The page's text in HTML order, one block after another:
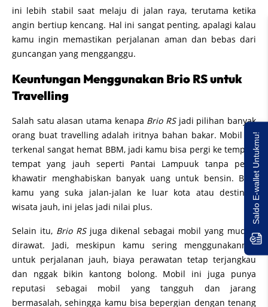
ini lebih stabil saat melaju di jalan raya, terutama ketika
angin bertiup kencang. Hal ini sangat penting, apalagi kalau
kamu ingin memastikan perjalanan aman dan bebas dari
guncangan yang mengganggu.
Keuntungan Menggunakan Brio RS untuk
Travelling
Salah satu alasan utama kenapa Brio RSjadi pilihan banyak
orang buat travelling adalah iritnya bahan bakar. Mobil ini
terkenal sangat hemat BBM, jadi kamu bisa pergi ke tempat-
tempat yang jauh seperti Pantai Lampuuk tanpa perlu
khawatir menghabiskan banyak uang untuk bensin. Bagi
kamu yang suka jalan-jalan ke luar kota atau destinasi
wisata jauh, ini jelas jadi nilai plus.
Selain itu, Brio RSjuga dikenal sebagai mobil yang mudah
dirawat. Jadi, meskipun kamu sering menggunakannya
untuk perjalanan jauh, biaya perawatan tetap terjangkau
dan nggak bikin kantong bolong. Mobil ini juga punya
reputasi sebagai mobil yang tangguh dan jarang
bermasalah, sehingga kamu bisa bepergian dengan tenang
Saldo E-wallet Untukmu!